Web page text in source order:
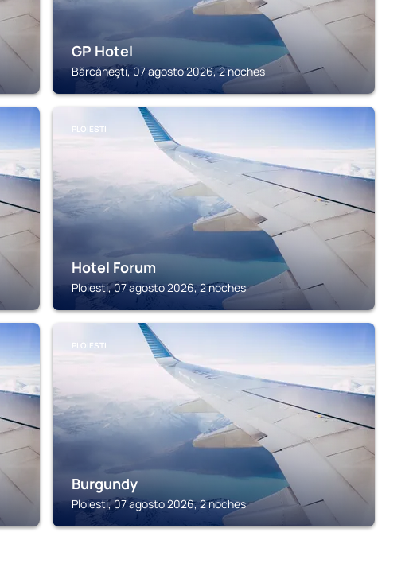
GP Hotel
Bărcăneşti, 07 agosto 2026, 2 noches
PLOIESTI
Hotel Forum
Ploiesti, 07 agosto 2026, 2 noches
PLOIESTI
Burgundy
Ploiesti, 07 agosto 2026, 2 noches